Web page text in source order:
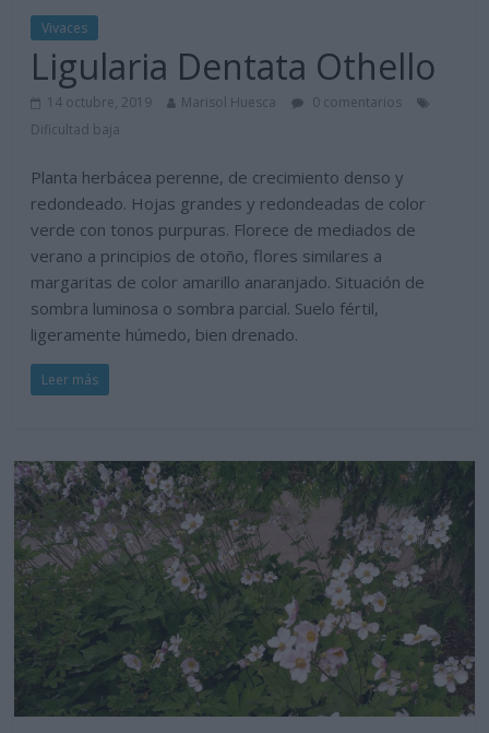
Vivaces
Ligularia Dentata Othello
14 octubre, 2019 Marisol Huesca
0 comentarios
Dificultad baja
Planta herbácea perenne, de crecimiento denso y
redondeado. Hojas grandes y redondeadas de color
verde con tonos purpuras. Florece de mediados de
verano a principios de otoño, flores similares a
margaritas de color amarillo anaranjado. Situación de
sombra luminosa o sombra parcial. Suelo fértil,
ligeramente húmedo, bien drenado.
Leer más